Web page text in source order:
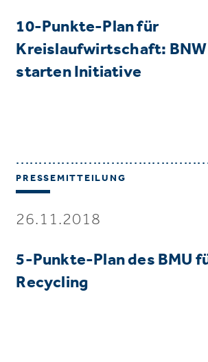
10-Punkte-Plan für
Kreislaufwirtschaft: BNW
starten Initiative
PRESSEMITTEILUNG
26.11.2018
5-Punkte-Plan des BMU
Recycling